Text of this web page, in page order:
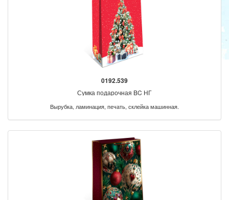
0192.539
Сумка подарочная BC НГ
Вырубка, ламинация, печать, склейка машинная.